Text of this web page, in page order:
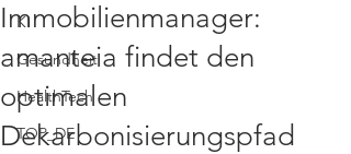
KI
Gesundheit
HealthTech
TOP_DE
Immobilienmanager:
amanteia findet den
optimalen
Dekarbonisierungspfad